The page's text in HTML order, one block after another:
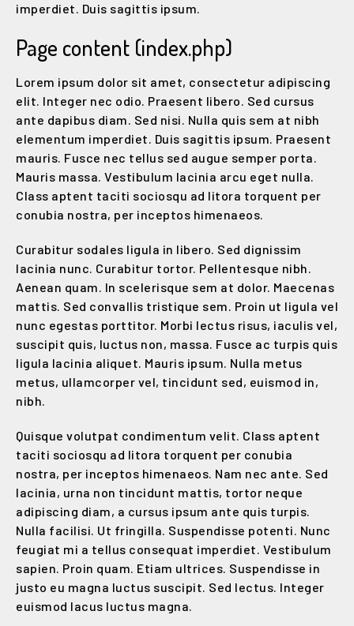
imperdiet. Duis sagittis ipsum.
Page content (index.php)
Lorem ipsum dolor sit amet, consectetur adipiscing
elit. Integer nec odio. Praesent libero. Sed cursus
ante dapibus diam. Sed nisi. Nulla quis sem at nibh
elementum imperdiet. Duis sagittis ipsum. Praesent
mauris. Fusce nec tellus sed augue semper porta.
Mauris massa. Vestibulum lacinia arcu eget nulla.
Class aptent taciti sociosqu ad litora torquent per
conubia nostra, per inceptos himenaeos.
Curabitur sodales ligula in libero. Sed dignissim
lacinia nunc. Curabitur tortor. Pellentesque nibh.
Aenean quam. In scelerisque sem at dolor. Maecenas
mattis. Sed convallis tristique sem. Proin ut ligula vel
nunc egestas porttitor. Morbi lectus risus, iaculis vel,
suscipit quis, luctus non, massa. Fusce ac turpis quis
ligula lacinia aliquet. Mauris ipsum. Nulla metus
metus, ullamcorper vel, tincidunt sed, euismod in,
nibh.
Quisque volutpat condimentum velit. Class aptent
taciti sociosqu ad litora torquent per conubia
nostra, per inceptos himenaeos. Nam nec ante. Sed
lacinia, urna non tincidunt mattis, tortor neque
adipiscing diam, a cursus ipsum ante quis turpis.
Nulla facilisi. Ut fringilla. Suspendisse potenti. Nunc
feugiat mi a tellus consequat imperdiet. Vestibulum
sapien. Proin quam. Etiam ultrices. Suspendisse in
justo eu magna luctus suscipit. Sed lectus. Integer
euismod lacus luctus magna.